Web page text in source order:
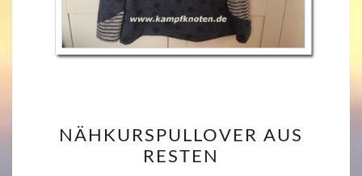
Ä
H
NÄHKURSPULLOVER AUS
RESTEN